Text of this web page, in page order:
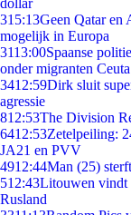
dollar
315:13Geen Qatar en
mogelijk in Europa
3113:00Spaanse
onder migranten Ceuta
3412:59Dirk sluit
agressie
812:53The Division
6412:53Zetelpeiling:
JA21 en PVV
4912:44Man (25)
512:43Litouwen vindt
Rusland